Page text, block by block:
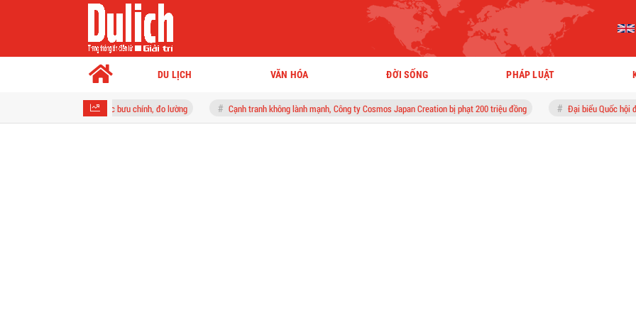
DU LỊCH VĂN HÓA ĐỜI SỐNG PHÁP LUẬT
lĩnh vực bưu chính, đo lường Cạnh tranh không lành mạnh, Công ty Cosmos Japan Creation bị phạt 200 triệu đồng Đại biểu Quốc hội đề nghị thay đổi